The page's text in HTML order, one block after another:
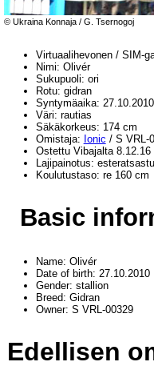
© Ukraina Konnaja / G. Tsernogoj
Virtuaalihevonen / SIM-
Nimi: Olivér
Sukupuoli: ori
Rotu: gidran
Syntymäaika: 27.10.2010
Väri: rautias
Säkäkorkeus: 174 cm
Omistaja: Ionic / S VRL-
Ostettu Vibajalta 8.12.16
Lajipainotus:
Koulutustaso: re 160 cm
Basic
Name: Olivér
Date of birth: 27.10.2010
Gender: stallion
Breed: Gidran
Owner: S VRL-00329
Edellisen